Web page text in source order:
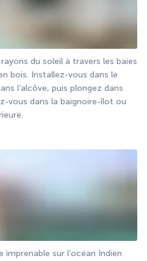
du soleil à travers les baies
bois. Installez-vous dans le
l’alcôve, puis plongez dans
vous dans la baignoire-îlot ou
sur l’océan Indien